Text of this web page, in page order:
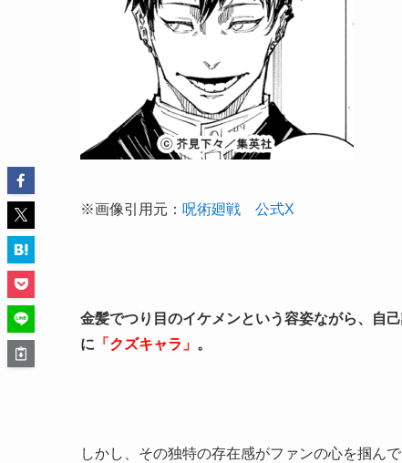
※画像引用元： 呪術廻戦 公式X
金髪でつり目のイケメンという容姿ながら、自
に 「クズキャラ」 。
しかし、その独特の存在感がファンの心を掴んで